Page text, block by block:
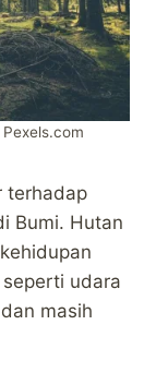
terhadap
Bumi. Hutan
udara
masih